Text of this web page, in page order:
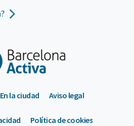
En la ciudad Aviso legal
Política de cookies